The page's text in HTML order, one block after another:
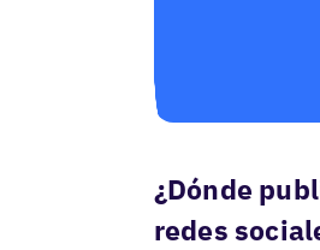
¿Dónde
redes